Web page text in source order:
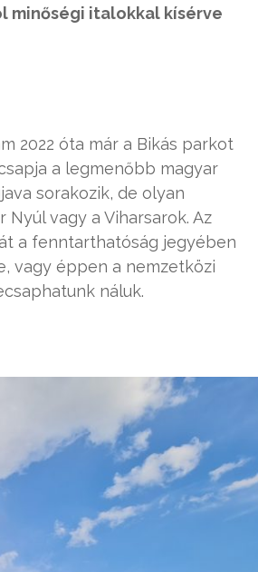
minőségi italokkal kísérve
2022 óta már a Bikás parkot
a legmenőbb magyar
sorakozik, de olyan
vagy a Viharsarok. Az
a fenntarthatóság jegyében
vagy éppen a nemzetközi
náluk.